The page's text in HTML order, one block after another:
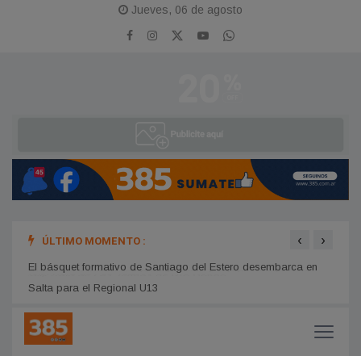
Jueves, 06 de agosto
ÚLTIMO MOMENTO :
Salta para el Regional U13
RVM desembarca con protagonismo y equipo de lujo en el
Rally Raid de Las Termas de Río Hondo
‹ ›